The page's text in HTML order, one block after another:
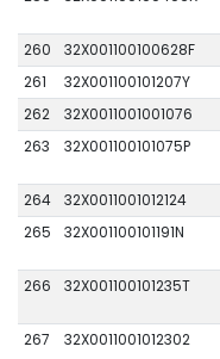
260 32X001100100628F
261
32X001100101207Y
262
32X0011001001076
263
32X001100101075P
264 32X0011001012124
265
32X001100101191N
266 32X001100101235T
267 32X0011001012302